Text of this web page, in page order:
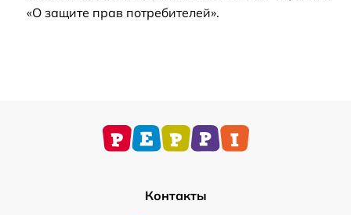
«О защите прав потребителей».
Контакты